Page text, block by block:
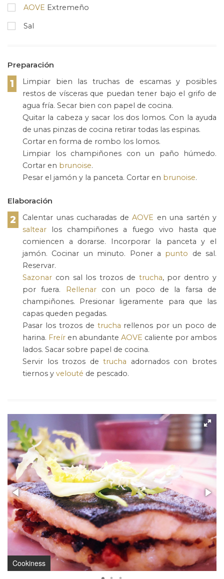
AOVE Extremeño
Sal
Preparación
1
Limpiar bien las truchas de escamas y posibles
restos de vísceras que puedan tener bajo el grifo de
agua fría. Secar bien con papel de cocina.
Quitar la cabeza y sacar los dos lomos. Con la ayuda
de unas pinzas de cocina retirar todas las espinas.
Cortar en forma de rombo los lomos.
Limpiar los champiñones con un paño húmedo.
Cortar en brunoise.
Pesar el jamón y la panceta. Cortar en brunoise.
Elaboración
2 Calentar unas cucharadas de AOVE en una sartén y
saltear los champiñones a fuego vivo hasta que
comiencen a dorarse. Incorporar la panceta y el
jamón. Cocinar un minuto. Poner a punto de sal.
Reservar.
Sazonar con sal los trozos de trucha, por dentro y
por fuera.
Rellenarcon un poco de la farsa de
champiñones. Presionar ligeramente para que las
capas queden pegadas.
Pasar los trozos de trucha rellenos por un poco de
harina. Freír en abundante AOVE caliente por ambos
lados. Sacar sobre papel de cocina.
Servir los trozos detrucha adornados con brotes
tiernos y velouté de pescado.
Cookiness